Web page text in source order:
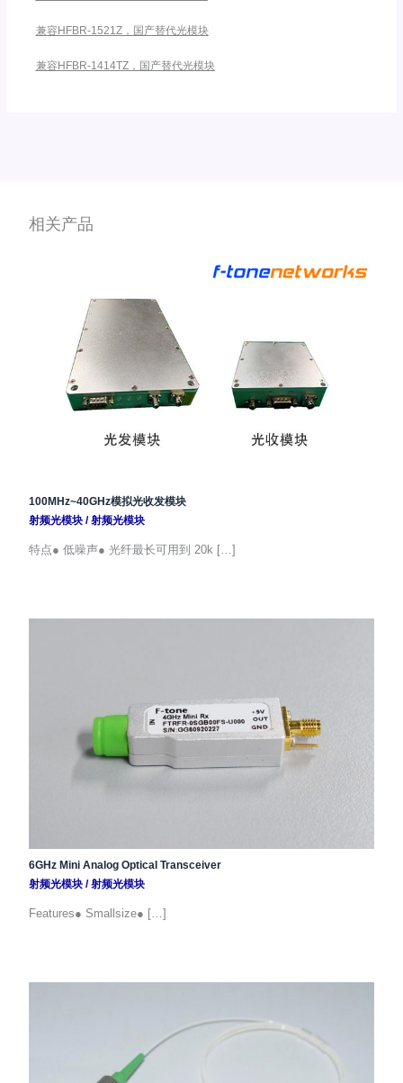
兼容HFBR-1521Z，国产替代光模块
兼容HFBR-1414TZ，国产替代光模块
相关产品
100MHz~40GHz模拟光收发模块
射频光模块/射频光模块
特点● 低噪声● 光纤最长可用到 20k […]
6GHz Mini Analog Optical Transceiver
射频光模块/射频光模块
Features● Smallsize● […]